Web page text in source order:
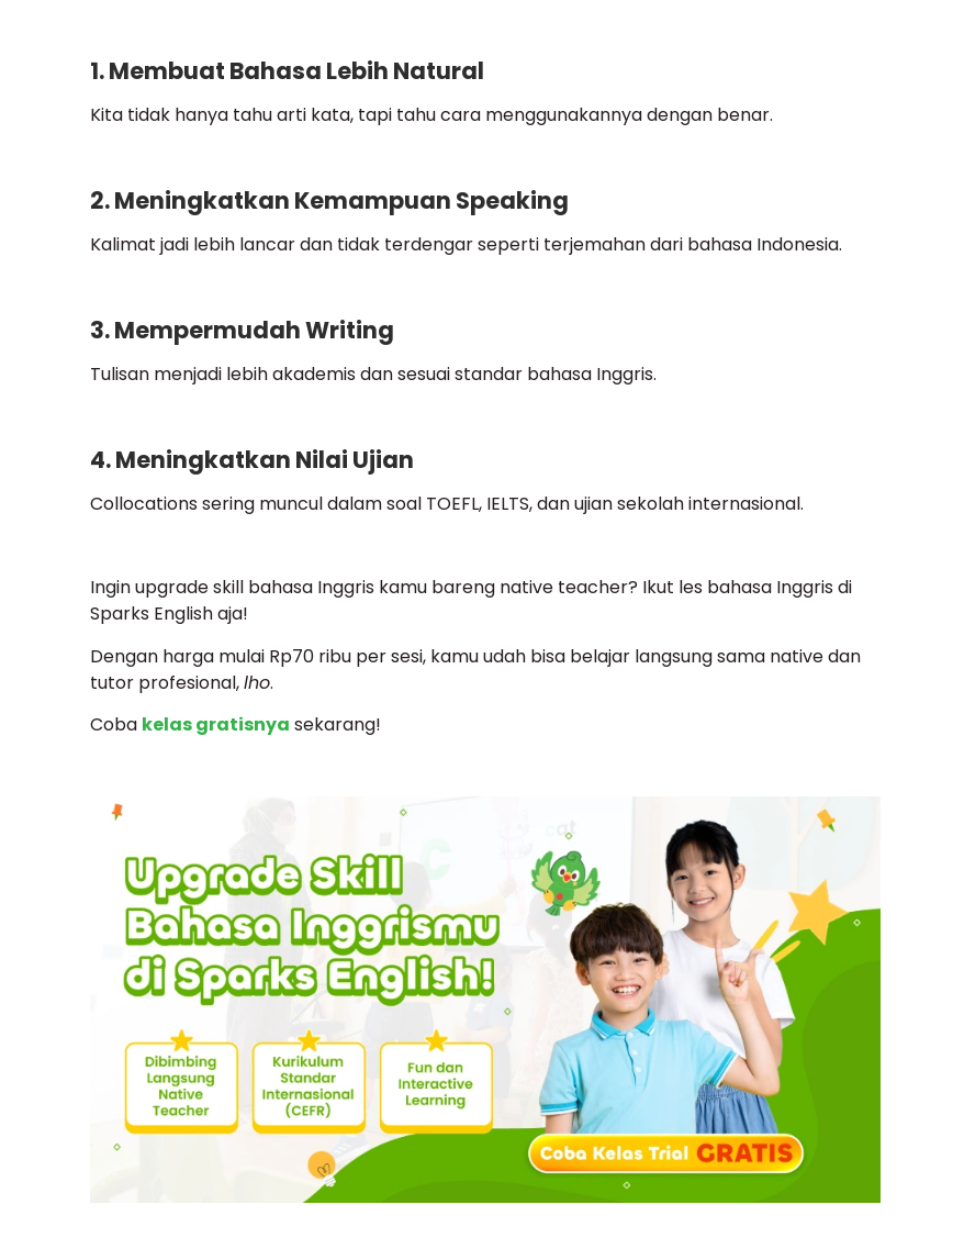
1. Membuat Bahasa Lebih Natural
Kita tidak hanya tahu arti kata, tapi tahu cara menggunakannya dengan benar.
2. Meningkatkan Kemampuan Speaking
Kalimat jadi lebih lancar dan tidak terdengar seperti terjemahan dari bahasa Indonesia.
3. Mempermudah Writing
Tulisan menjadi lebih akademis dan sesuai standar bahasa Inggris.
4. Meningkatkan Nilai Ujian
Collocations sering muncul dalam soal TOEFL, IELTS, dan ujian sekolah internasional.
Ingin upgrade skill bahasa Inggris kamu bareng native teacher? Ikut les bahasa Inggris di
Sparks English aja!
Dengan harga mulai Rp70 ribu per sesi, kamu udah bisa belajar langsung sama native dan
tutor profesional,lho.
Coba kelas gratisnya sekarang!